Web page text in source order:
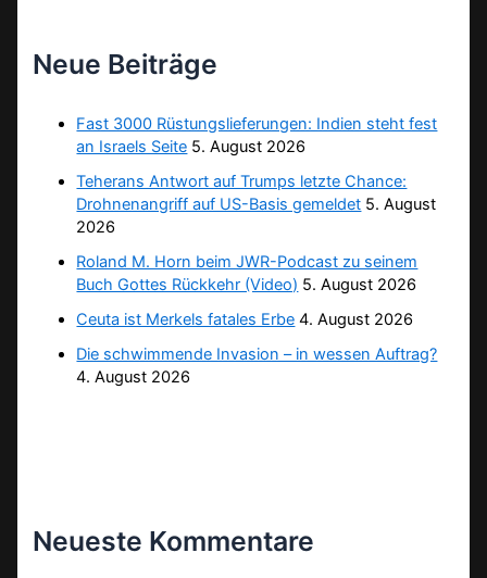
Neue Beiträge
Fast 3000 Rüstungslieferungen: Indien steht fest
an Israels Seite 5. August 2026
Teherans Antwort auf Trumps letzte Chance:
Drohnenangriff auf US-Basis gemeldet 5. August
2026
Roland M. Horn beim JWR-Podcast zu seinem
Buch Gottes Rückkehr (Video) 5. August 2026
Ceuta ist Merkels fatales Erbe 4. August 2026
Die schwimmende Invasion – in wessen Auftrag?
4. August 2026
Neueste Kommentare